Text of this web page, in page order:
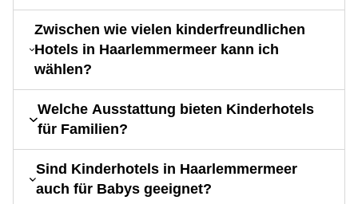
Zwischen wie vielen kinderfreundlichen
Hotels in Haarlemmermeer kann ich
wählen?
Welche Ausstattung bieten Kinderhotels
für Familien?
Sind Kinderhotels in Haarlemmermeer
auch für Babys geeignet?